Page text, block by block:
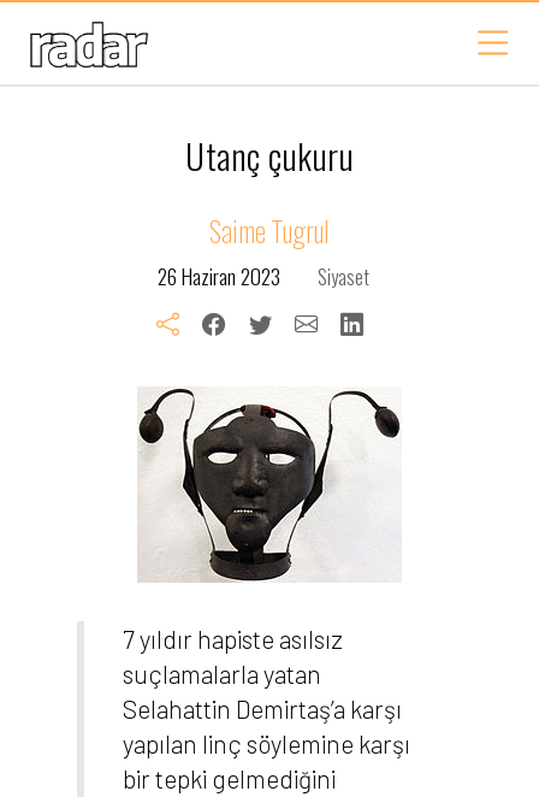
Utanç çukuru
Saime Tugrul
26 Haziran 2023 Siyaset
7 yıldır hapiste asılsız
suçlamalarla yatan
Selahattin Demirtaş’a karşı
yapılan linç söylemine karşı
bir tepki gelmediğini